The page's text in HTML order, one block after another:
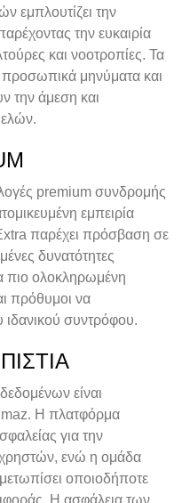
εμπλουτίζει την
την ευκαιρία
και νοοτροπίες. Τα
προσωπικά μηνύματα και
την άμεση και
premium συνδρομής
εμπειρία
παρέχει πρόσβαση σε
δυνατότητες
πιο ολοκληρωμένη
πρόθυμοι να
συντρόφου.
είναι
Η πλατφόρμα
για την
ενώ η ομάδα
οποιοδήποτε